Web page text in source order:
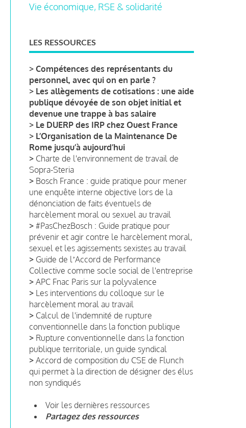
Vie économique, RSE & solidarité
LES RESSOURCES
> Compétences des représentants du
personnel, avec qui on en parle ?
> Les allègements de cotisations : une aide
publique dévoyée de son objet initial et
devenue une trappe à bas salaire
> Le DUERP des IRP chez Ouest France
> L’Organisation de la Maintenance De
Rome jusqu’à aujourd’hui
> Charte de l'environnement de travail de
Sopra-Steria
> Bosch France : guide pratique pour mener
une enquête interne objective lors de la
dénonciation de faits éventuels de
harcèlement moral ou sexuel au travail
> #PasChezBosch : Guide pratique pour
prévenir et agir contre le harcèlement moral,
sexuel et les agissements sexistes au travail
> Guide de lʼAccord de Performance
Collective comme socle social de l'entreprise
> APC Fnac Paris sur la polyvalence
> Les interventions du colloque sur le
harcèlement moral au travail
> Calcul de l'indemnité de rupture
conventionnelle dans la fonction publique
> Rupture conventionnelle dans la fonction
publique territoriale, un guide syndical
> Accord de composition du CSE de Flunch
qui permet à la direction de désigner des élus
non syndiqués
Voir les dernières ressources
Partagez des ressources